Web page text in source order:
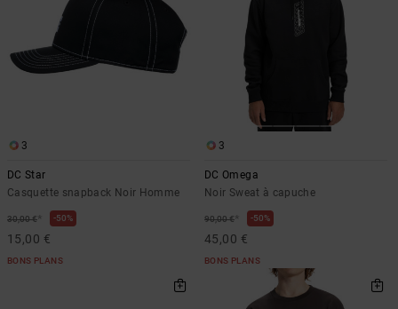
3
DC Star
Casquette snapback Noir Homme
30,00 €* 50%
15,00 €
BONS PLANS
3
DC Omega
Noir Sweat à capuche
90,00 €* 50%
45,00 €
BONS PLANS